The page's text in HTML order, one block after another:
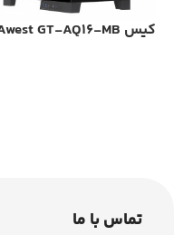
کیس Awest GT-AQ16-MB
تماس با ما